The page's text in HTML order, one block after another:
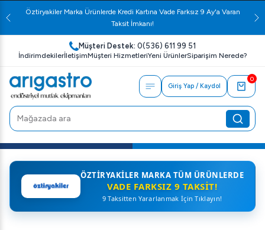
Öztiryakiler Marka Ürünlerde Kredi Kartına Vade Farksız 9 Ay'a Varan
Taksit İmkanı!
Müşteri Destek: 0(536) 611 99 51
İndirimdekilerİletişimMüşteri HizmetleriYeni ÜrünlerSiparişim Nerede?
Giriş Yap / Kaydol
0
ÖZTIRYAKILER MARKA TÜM ÜRÜNLERDE
VADE FARKSIZ 9 TAKSIT!
9 Taksitten Yararlanmak İçin Tıklayın!